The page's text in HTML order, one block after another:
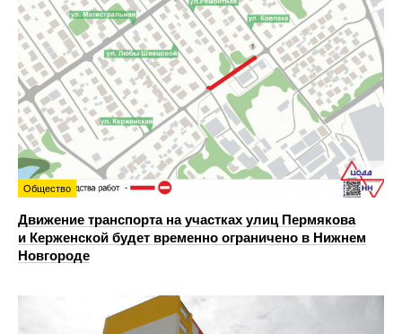
Общество
Движение транспорта на участках улиц Пермякова
и Керженской будет временно ограничено в Нижнем
Новгороде